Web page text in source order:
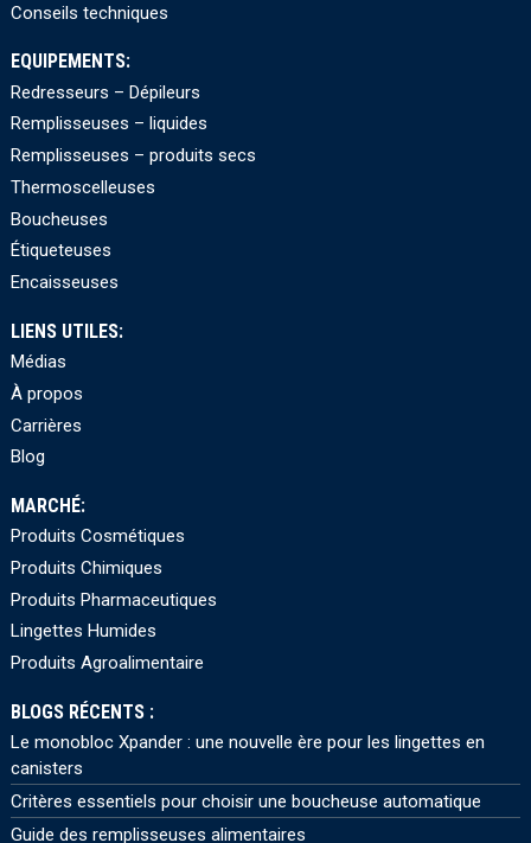
Conseils techniques
EQUIPEMENTS:
Redresseurs – Dépileurs
Remplisseuses – liquides
Remplisseuses – produits secs
Thermoscelleuses
Boucheuses
Étiqueteuses
Encaisseuses
LIENS UTILES:
Médias
À propos
Carrières
Blog
MARCHÉ:
Produits Cosmétiques
Produits Chimiques
Produits Pharmaceutiques
Lingettes Humides
Produits Agroalimentaire
BLOGS RÉCENTS :
Le monobloc Xpander : une nouvelle ère pour les lingettes en
canisters
Critères essentiels pour choisir une boucheuse automatique
Guide des remplisseuses alimentaires